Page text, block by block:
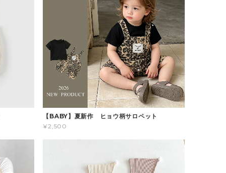
【BABY】夏新作 ヒョウ柄サロペット
¥2,500